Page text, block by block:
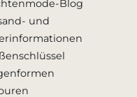
Blog
und